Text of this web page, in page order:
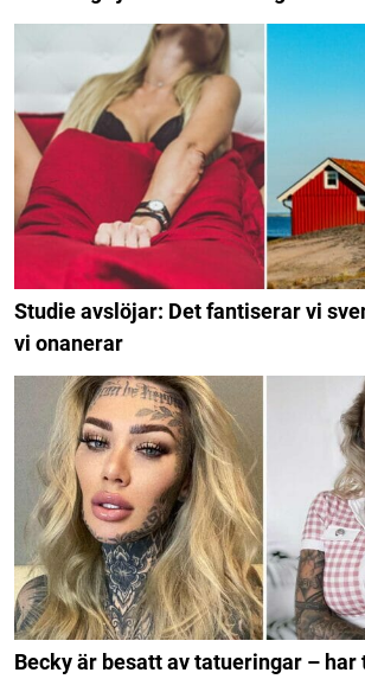
Studie avslöjar: Det fantiserar vi
vi onanerar
Becky är besatt av tatueringar – har